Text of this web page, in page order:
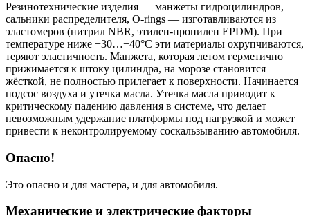
Резинотехнические изделия — манжеты гидроцилиндров,
сальники распределителя, O-rings — изготавливаются из
эластомеров (нитрил NBR, этилен-пропилен EPDM). При
температуре ниже −30…−40°C эти материалы охрупчиваются,
теряют эластичность. Манжета, которая летом герметично
прижимается к штоку цилиндра, на морозе становится
жёсткой, не полностью прилегает к поверхности. Начинается
подсос воздуха и утечка масла. Утечка масла приводит к
критическому падению давления в системе, что делает
невозможным удержание платформы под нагрузкой и может
привести к неконтролируемому соскальзыванию автомобиля.
Опасно!
Это опасно и для мастера, и для автомобиля.
Механические и электрические факторы